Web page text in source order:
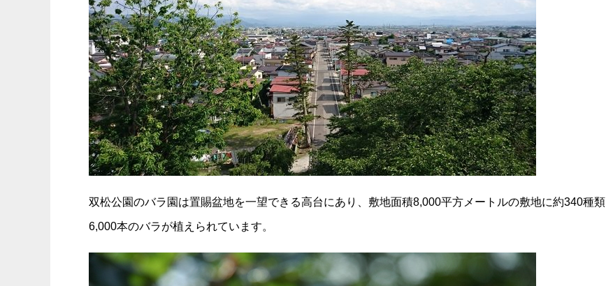
双松公園のバラ園は置賜盆地を一望できる高台にあり、敷地面積8,000平方メートルの敷地に約340種類
6,000本のバラが植えられています。